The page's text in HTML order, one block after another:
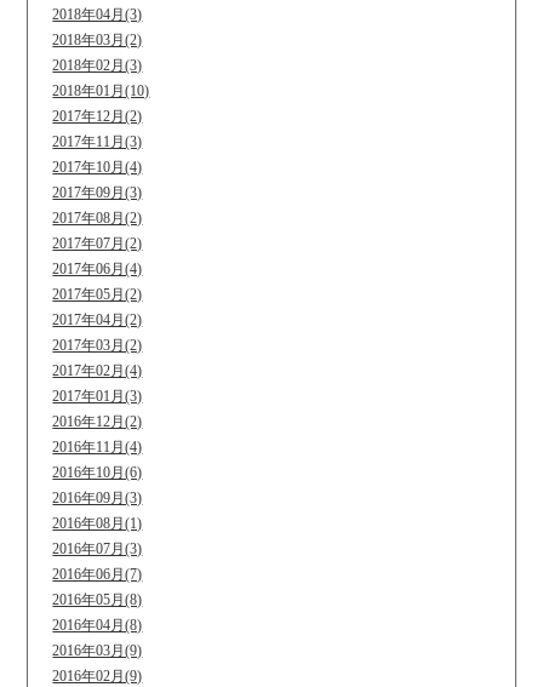
2018年04月(3)
2018年03月(2)
2018年02月(3)
2018年01月(10)
2017年12月(2)
2017年11月(3)
2017年10月(4)
2017年09月(3)
2017年08月(2)
2017年07月(2)
2017年06月(4)
2017年05月(2)
2017年04月(2)
2017年03月(2)
2017年02月(4)
2017年01月(3)
2016年12月(2)
2016年11月(4)
2016年10月(6)
2016年09月(3)
2016年08月(1)
2016年07月(3)
2016年06月(7)
2016年05月(8)
2016年04月(8)
2016年03月(9)
2016年02月(9)